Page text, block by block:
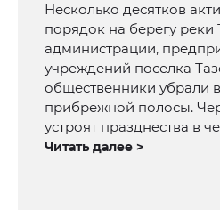
Несколько десятков
порядок на берегу реки
администрации,
учреждений поселка
общественники убрали
прибрежной полосы.
устроят празднества в
Читать далее >